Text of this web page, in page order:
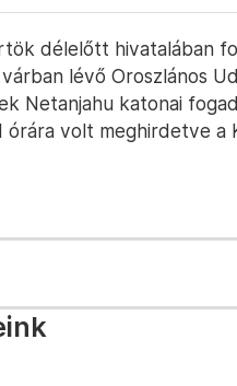
délelőtt hivatalában
lévő Oroszlános
Netanjahu katonai
órára volt meghirdetve a